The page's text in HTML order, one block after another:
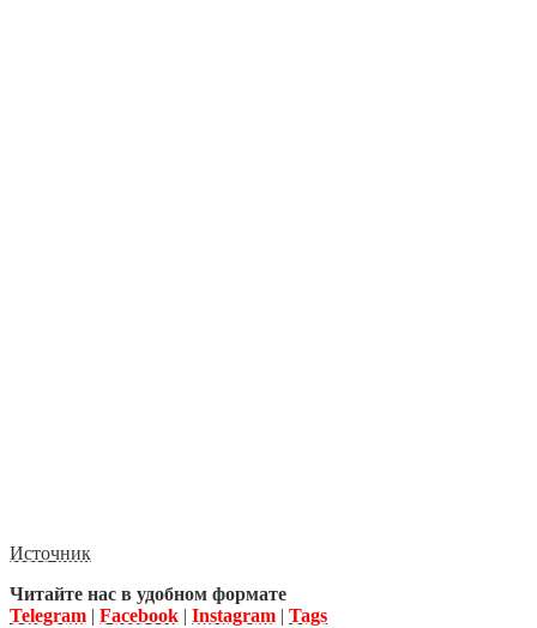
Источник
Читайте нас в удобном формате
Telegram | Facebook | Instagram | Tags